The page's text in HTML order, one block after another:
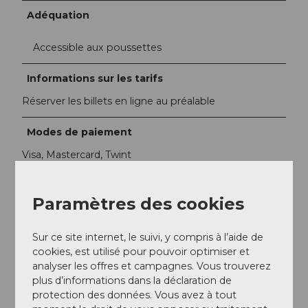
Adéquation
Accessible aux poussettes
Informations sur les tarifs
Réserver les billets en ligne au préalable
Modes de paiement
Visa, Mastercard, Twint
Allemand
Arrivée et stationnement
Sa situation centrale permet de bénéficier d'un
parking payant et d'arrêts de transports en commun
Paramètres des cookies
Sur ce site internet, le suivi, y compris à l’aide de
cookies, est utilisé pour pouvoir optimiser et
analyser les offres et campagnes. Vous trouverez
plus d’informations dans la déclaration de
protection des données. Vous avez à tout